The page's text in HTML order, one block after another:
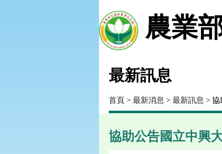
農業
最新訊息
首頁 > 最新消息 > 最新訊息 > 協
協助公告國立中興